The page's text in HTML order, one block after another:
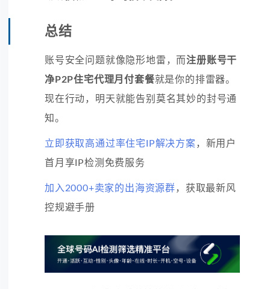
总结
账号安全问题就像隐形地雷，而注册账号干
净P2P住宅代理月付套餐就是你的排雷器。
现在行动，明天就能告别莫名其妙的封号通
知。
立即获取高通过率住宅IP解决方案 ，新用户
首月享IP检测免费服务
加入2000+卖家的出海资源群 ，获取最新风
控规避手册